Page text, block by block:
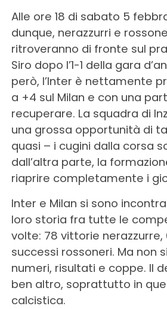
Alle ore 18 di sabato 5
dunque, nerazzurri e
ritroveranno di fronte sul
Siro dopo l’1-1 della gara
però, l’Inter è nettamente
a +4 sul Milan e con una
recuperare. La squadra di
una grossa opportunità di
quasi – i cugini dalla corsa
dall’altra parte, la
riaprire completamente i
Inter e Milan si sono
loro storia fra tutte le
volte: 78 vittorie nerazzurre,
successi rossoneri. Ma non
numeri, risultati e coppe. Il
ben altro, soprattutto in
calcistica.